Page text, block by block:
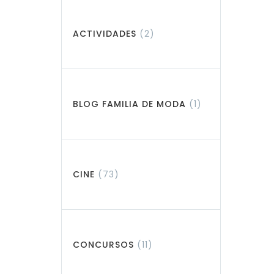
ACTIVIDADES (2)
BLOG FAMILIA DE MODA (1)
CINE (73)
CONCURSOS (11)